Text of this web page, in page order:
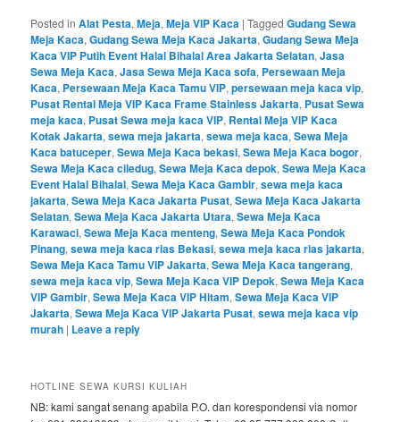
Posted in Alat Pesta,Meja,Meja VIP Kaca |Tagged Gudang Sewa
Meja Kaca,Gudang Sewa Meja Kaca Jakarta,Gudang Sewa Meja
Kaca VIP Putih Event Halal Bihalal Area Jakarta Selatan,Jasa
Sewa Meja Kaca,Jasa Sewa Meja Kaca sofa, Persewaan Meja
Kaca, Persewaan Meja Kaca Tamu VIP,persewaan meja kaca vip,
Pusat Rental Meja VIP Kaca Frame Stainless Jakarta, Pusat Sewa
meja kaca, Pusat Sewa meja kaca VIP, Rental Meja VIP Kaca
Kotak Jakarta,sewa meja jakarta,sewa meja kaca,Sewa Meja
Kaca batuceper,Sewa Meja Kaca bekasi,Sewa Meja Kaca bogor,
Sewa Meja Kaca ciledug,Sewa Meja Kaca depok,Sewa Meja Kaca
Event Halal Bihalal,Sewa Meja Kaca Gambir,sewa meja kaca
jakarta,Sewa Meja Kaca Jakarta Pusat,Sewa Meja Kaca Jakarta
Selatan,Sewa Meja Kaca Jakarta Utara,Sewa Meja Kaca
Karawaci,Sewa Meja Kaca menteng,Sewa Meja Kaca Pondok
Pinang,sewa meja kaca rias Bekasi,sewa meja kaca rias jakarta,
Sewa Meja Kaca Tamu VIP Jakarta,Sewa Meja Kaca tangerang,
sewa meja kaca vip,Sewa Meja Kaca VIP Depok,Sewa Meja Kaca
VIP Gambir,Sewa Meja Kaca VIP Hitam,Sewa Meja Kaca VIP
Jakarta,Sewa Meja Kaca VIP Jakarta Pusat,sewa meja kaca vip
murah | Leave a reply
HOTLINE SEWA KURSI KULIAH
NB: kami sangat senang apabila P.O. dan korespondensi via nomor